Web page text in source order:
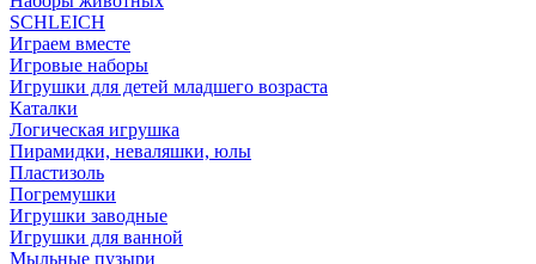
SCHLEICH
Играем вместе
Игровые наборы
Игрушки для детей младшего возраста
Каталки
Логическая игрушка
Пирамидки, неваляшки, юлы
Пластизоль
Погремушки
Игрушки заводные
Игрушки для ванной
Мыльные пузыри